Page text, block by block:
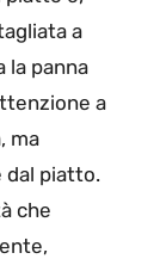
a
la panna
a
ma
dal piatto.
che